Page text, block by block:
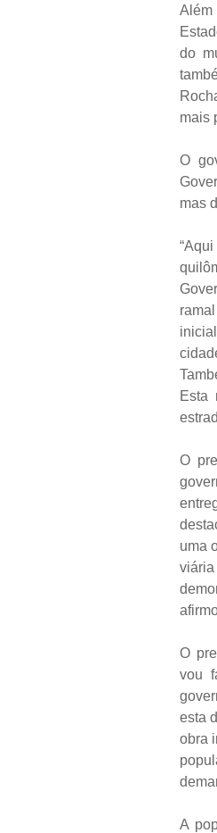
do
mais
O
mas
Esta
O
uma
O
vou
esta
obra
A